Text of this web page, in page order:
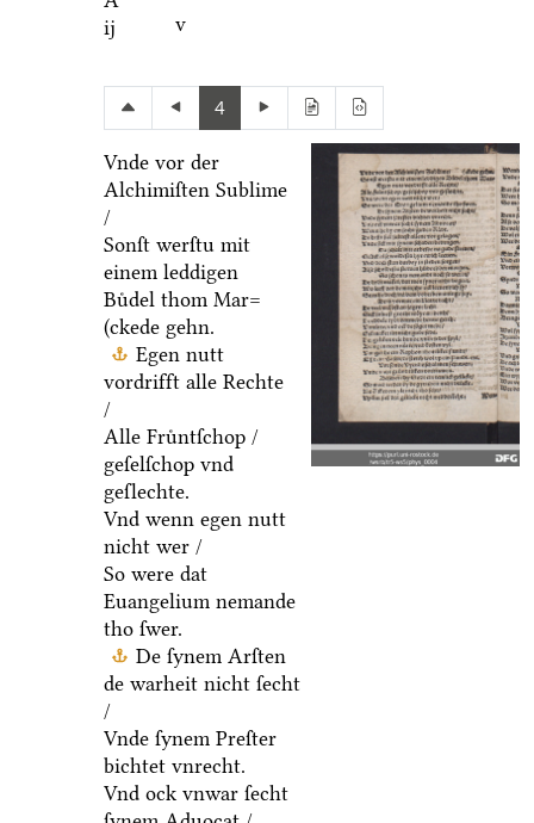
ij
v
4
Vnde vor der
Alchimiſten Sublime
/
Sonſt werſtu mit
einem leddigen
Buͤdel thom Mar=
(ckede gehn.
Egen nutt
vordrifft alle Rechte
/
Alle Fruͤntſchop /
geſelſchop vnd
geſlechte.
Vnd wenn egen nutt
nicht wer /
So were dat
Euangelium nemande
tho ſwer.
De ſynem Arſten
de warheit nicht ſecht
/
Vnde ſynem Preſter
bichtet vnrecht.
Vnd ock vnwar ſecht